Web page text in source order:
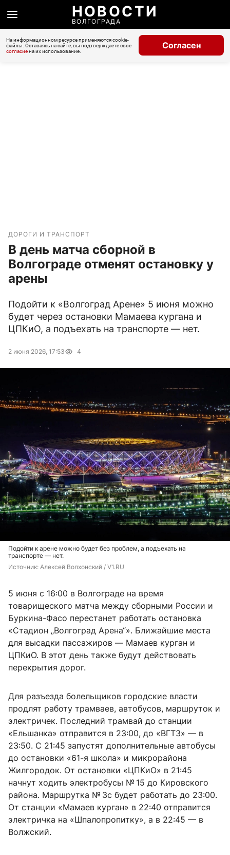
НОВОСТИ
ВОЛГОГРАДА
На информационном ресурсе применяются cookie-
файлы. Оставаясь на сайте, вы подтверждаете свое
согласиена их использование.
Согласен
ДОРОГИ И ТРАНСПОРТ
В день матча сборной в
Волгограде отменят остановку у
арены
Подойти к «Волгоград Арене» 5 июня можно
будет через остановки Мамаева кургана и
ЦПКиО, а подъехать на транспорте — нет.
2 июня 2026, 17:53 4
Подойти к арене можно будет без проблем, а подъехать на
транспорте — нет.
Источник: Алексей Волхонский / V1.RU
5 июня с 16:00 в Волгограде на время
товарищеского матча между сборными России и
Буркина-Фасо перестанет работать остановка
«Стадион „Волгоград Арена“». Ближайшие места
для высадки пассажиров — Мамаев курган и
ЦПКиО. В этот день также будут действовать
перекрытия дорог.
Для разъезда болельщиков городские власти
продлят работу трамваев, автобусов, маршруток и
электричек. Последний трамвай до станции
«Ельшанка» отправится в 23:00, до «ВГТЗ» — в
23:50. С 21:45 запустят дополнительные автобусы
до остановки «61-я школа» и микрорайона
Жилгородок. От остановки «ЦПКиО» в 21:45
начнут ходить электробусы № 15 до Кировского
района. Маршрутка № 3с будет работать до 23:00.
От станции «Мамаев курган» в 22:40 отправится
электричка на «Шпалопропитку», а в 22:45 — в
Волжский.